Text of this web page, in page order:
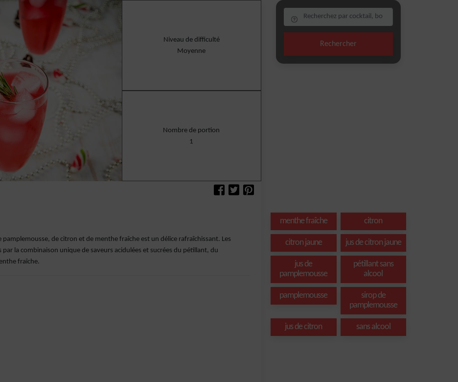
Niveau de difficulté
Moyenne
Nombre de portion
1
pamplemousse, de citron et de menthe fraîche est un délice rafraîchissant. Les
la combinaison unique de saveurs acidulées et sucrées du pétillant, du
fraîche.
Rechercher
menthe fraîche citron
citron jaune jus de citron jaune
jus de
pamplemousse
pétillant sans
alcool
pamplemousse
sirop de
pamplemousse
jus de citron sans alcool